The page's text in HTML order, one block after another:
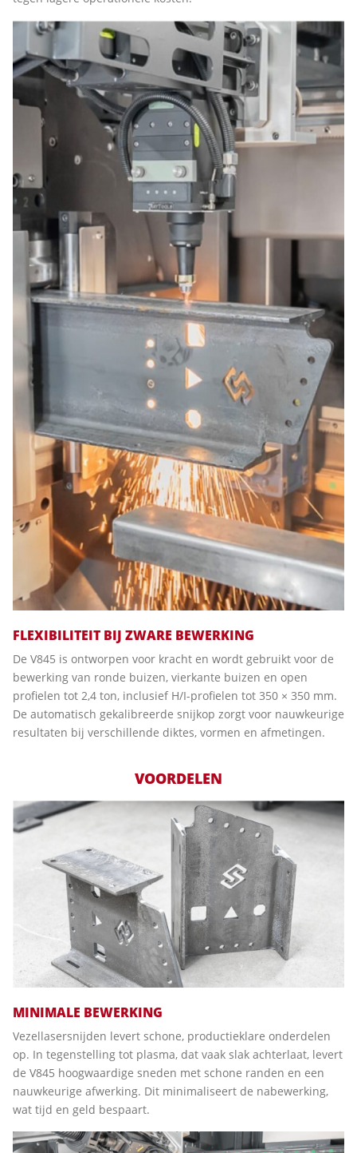
FLEXIBILITEIT BIJ ZWARE BEWERKING
De V845 is ontworpen voor kracht en wordt gebruikt voor de
bewerking van ronde buizen, vierkante buizen en open
profielen tot 2,4 ton, inclusief H/I-profielen tot 350 × 350 mm.
De automatisch gekalibreerde snijkop zorgt voor nauwkeurige
resultaten bij verschillende diktes, vormen en afmetingen.
VOORDELEN
MINIMALE BEWERKING
Vezellasersnijden levert schone, productieklare onderdelen
op. In tegenstelling tot plasma, dat vaak slak achterlaat, levert
de V845 hoogwaardige sneden met schone randen en een
nauwkeurige afwerking. Dit minimaliseert de nabewerking,
wat tijd en geld bespaart.